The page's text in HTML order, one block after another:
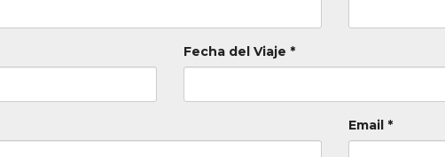
Fecha del Viaje *
Email *